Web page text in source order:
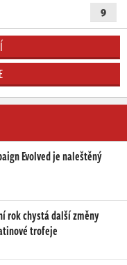
9
Evolved je naleštěný
rok chystá další změny
trofeje